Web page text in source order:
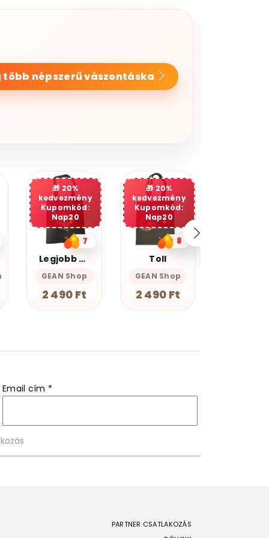
több népszerű vászontáska
20%
kedvezmény
Kupomkód:
Nap20
8
Toll
GEAN Shop
2 490 Ft
5
Magnolion Merch
4 190 Ft
Email cím *
PARTNER CSATLAKOZÁS